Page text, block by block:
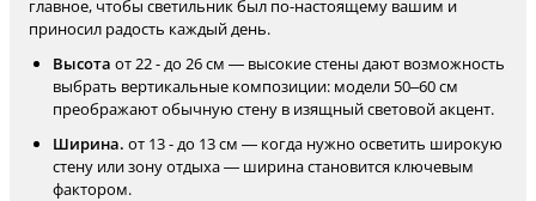
главное, чтобы светильник был по-настоящему вашим и
приносил радость каждый день.
Высота от 22 - до 26 см — высокие стены дают возможность
выбрать вертикальные композиции: модели 50–60 см
преображают обычную стену в изящный световой акцент.
Ширина. от 13 - до 13 см — когда нужно осветить широкую
стену или зону отдыха — ширина становится ключевым
фактором.